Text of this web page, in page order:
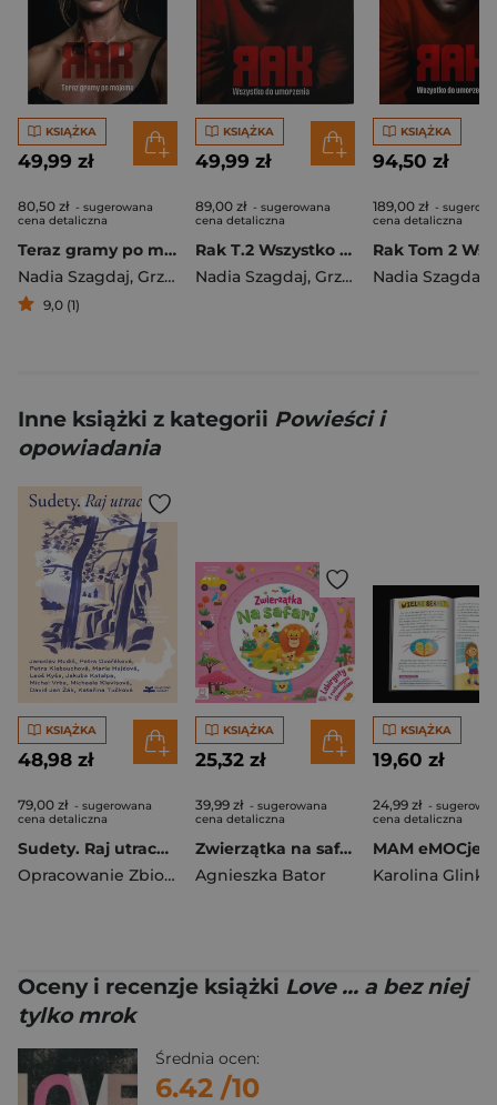
KSIĄŻKA
49,99 zł
80,50 zł - sugerowana
cena detaliczna
Teraz gramy po mojemu. Rak. Tom 3
Nadia Szagdaj, Grzegorz Filarowski
9,0 (1)
KSIĄŻKA
49,99 zł
89,00 zł - sugerowana
cena detaliczna
Rak T.2 Wszystko do umorzenia w.2 BR
Nadia Szagdaj, Grzegorz Filarowski
KSIĄŻKA
94,50 zł
189,00 zł -
cena detaliczna
Nadia Szagdaj
Inne książki z kategorii Powieści i
opowiadania
KSIĄŻKA
48,98 zł
79,00 zł - sugerowana
cena detaliczna
Sudety. Raj utracony. Opowieści z czesko‑niemieckiego pogranicza
Opracowanie Zbiorowe
KSIĄŻKA
25,32 zł
39,99 zł - sugerowana
cena detaliczna
Zwierzątka na safari. Labirynty z ruchomymi elementami
Agnieszka Bator
KSIĄŻKA
19,60 zł
24,99 zł -
cena detaliczna
Oceny i recenzje książki Love ... a bez niej
tylko mrok
Średnia ocen:
6.42 /10